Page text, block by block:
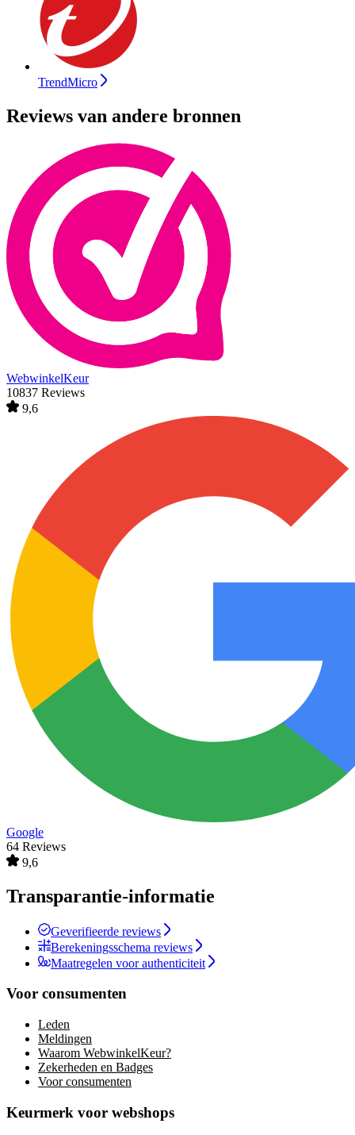
TrendMicro
Reviews van andere bronnen
WebwinkelKeur
10837 Reviews
9,6
Google
64 Reviews
9,6
Transparantie-informatie
Geverifieerde reviews
Berekeningsschema reviews
Maatregelen voor authenticiteit
Voor consumenten
Leden
Meldingen
Waarom WebwinkelKeur?
Zekerheden en Badges
Voor consumenten
Keurmerk voor webshops